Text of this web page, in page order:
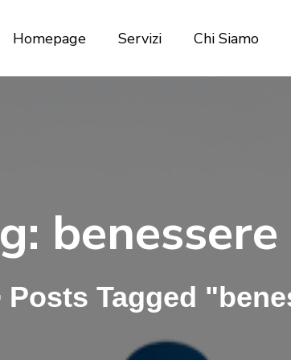
Homepage Servizi Chi Siamo
Posts Tagged